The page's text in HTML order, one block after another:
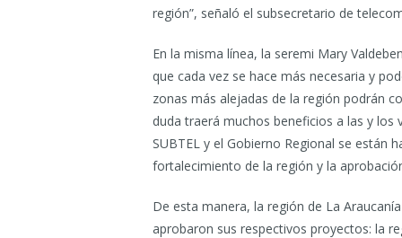
región”, señaló el subsecretario de
En la misma línea, la seremi Mary
que cada vez se hace más necesaria y
zonas más alejadas de la región podrán
duda traerá muchos beneficios a las y
SUBTEL y el Gobierno Regional se están
fortalecimiento de la región y la
De esta manera, la región de La
aprobaron sus respectivos proyectos: la